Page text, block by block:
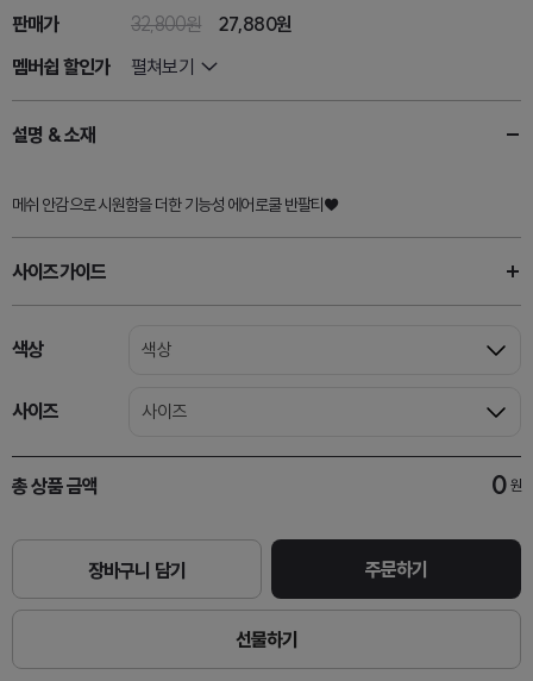
판매가 32,800원 27,880원
멤버쉽 할인가
펼쳐보기
설명 & 소재
메쉬 안감으로 시원함을 더한 기능성 에어로쿨 반팔티♥
사이즈가이드
색상 색상
사이즈 사이즈
총 상품 금액 0 원
장바구니 담기 주문하기
선물하기